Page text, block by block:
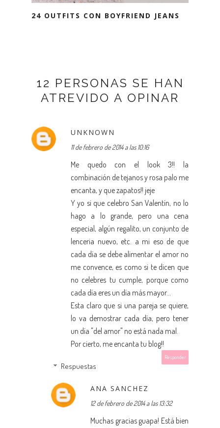
24 OUTFITS CON BOYFRIEND JEANS
12 PERSONAS SE HAN
ATREVIDO A OPINAR
UNKNOWN
11 de febrero de 2014 a las 10:16
Me quedo con el look 3!! la
combinación de tejanos y rosa palo me
encanta, y que zapatos!! jeje
Y yo si que celebro San Valentín, no lo
hago a lo grande, pero una cena
especial, algún regalito, un conjunto de
lenceria nuevo, etc. a mi eso de que
cada día se debe alimentar el amor no
me convence, es como si te dicen que
no celebres tu cumple, porque como
cada día eres un día más mayor...
Esta claro que si una pareja se quiere,
lo va demostrar cada día, pero tener
un día "del amor" no está nada mal.
Por cierto, me encanta tu blog!!
Responder
Respuestas
ANA SANCHEZ
12 de febrero de 2014 a las 13:32
Muchas gracias guapa! Está bien